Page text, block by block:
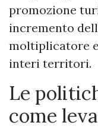
promozione
incremento
moltiplicatore
interi territori.
Le
come